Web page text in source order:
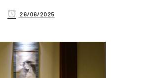
26/06/2025